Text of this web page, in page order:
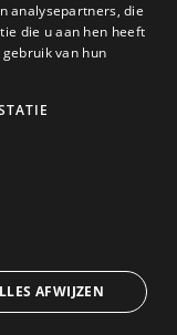
via WhatsApp
analysepartners, die
die u aan hen heeft
van hun
AFWIJZEN